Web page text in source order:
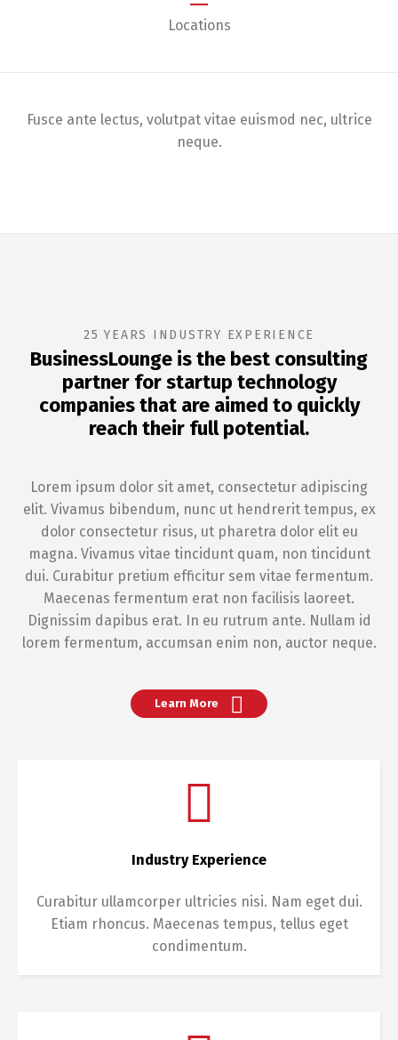
Locations
Fusce ante lectus, volutpat vitae euismod nec, ultrice
neque.
25 YEARS INDUSTRY EXPERIENCE
BusinessLounge is the best consulting
partner for startup technology
companies that are aimed to quickly
reach their full potential.
Lorem ipsum dolor sit amet, consectetur adipiscing
elit. Vivamus bibendum, nunc ut hendrerit tempus, ex
dolor consectetur risus, ut pharetra dolor elit eu
magna. Vivamus vitae tincidunt quam, non tincidunt
dui. Curabitur pretium efficitur sem vitae fermentum.
Maecenas fermentum erat non facilisis laoreet.
Dignissim dapibus erat. In eu rutrum ante. Nullam id
lorem fermentum, accumsan enim non, auctor neque.
Learn More
Industry Experience
Curabitur ullamcorper ultricies nisi. Nam eget dui.
Etiam rhoncus. Maecenas tempus, tellus eget
condimentum.